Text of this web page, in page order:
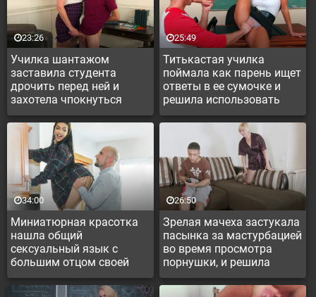
Училка шантажом
заставила студента
дрочить перед ней и
захотела чпокнуться
23:26
Титькастая училка
поймала как парень ищет
ответы в ее сумочке и
решила использовать
студента в своих целях
25:49
Миниатюрная красотка
нашла общий
сексуальный язык с
большим отцом своей
подруги
34:00
Зрелая мачеха застукала
пасынка за мастурбацией
во время просмотра
порнушки, и решила
помочь пацану получить
оргазм
26:50